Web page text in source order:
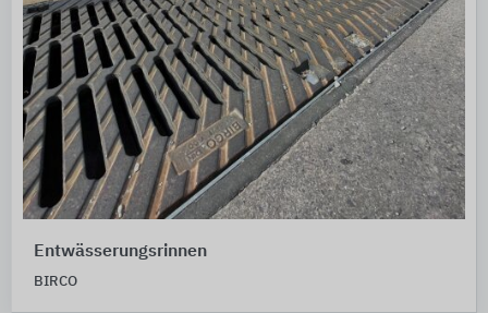
Entwässerungsrinnen
BIRCO